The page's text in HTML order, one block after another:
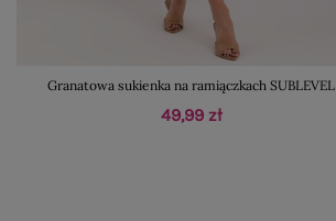
Granatowa sukienka na ramiączkach SUBLEVEL
49,99 zł